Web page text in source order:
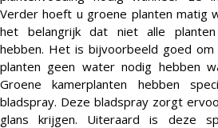
Verder hoeft u groene planten matig
het belangrijk dat niet alle planten
hebben. Het is bijvoorbeeld goed
planten geen water nodig hebben
Groene kamerplanten hebben
bladspray. Deze bladspray zorgt
glans krijgen. Uiteraard is deze